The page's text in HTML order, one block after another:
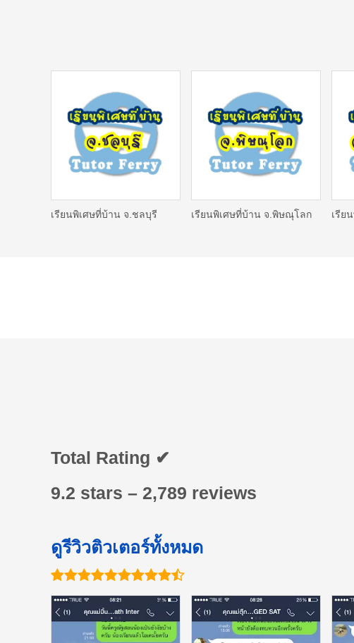
เรียนพิเศษที่บ้าน จ.ชลบุรี เรียนพิเศษที่บ้าน จ.พิษณุโลก เรีย
Total Rating ✔
9.2 stars – 2,789 reviews
ดูรีวิวติวเตอร์ทั้งหมด